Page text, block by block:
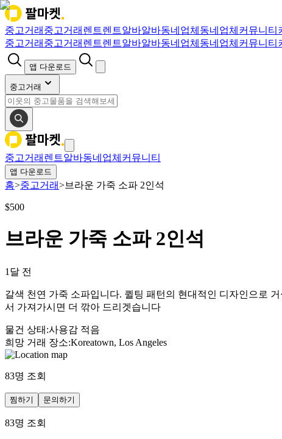
중고거래 중고거래 렌트렌트알바알바동네업체 동네업체 커뮤니티
중고거래 중고거래 렌트렌트알바알바동네업체 동네업체 커뮤니티
앱 다운로드
중고거래
중고거래 렌트알바동네업체 커뮤니티
앱 다운로드
홈>중고거래>브라운 가죽 소파 2인석
$500
브라운 가죽 소파 2인석
1달 전
갈색 천연 가죽 소파입니다. 퀼팅 패턴의 현대적인 디자인으로
서 가져가시면 더 깎아 드리겟습니다
물건 상태 :사용감 적음
희망 거래 장소:Koreatown, Los Angeles
83명 조회
찜하기 문의하기
83명 조회